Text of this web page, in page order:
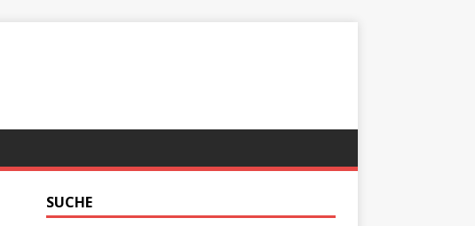
SUCHE